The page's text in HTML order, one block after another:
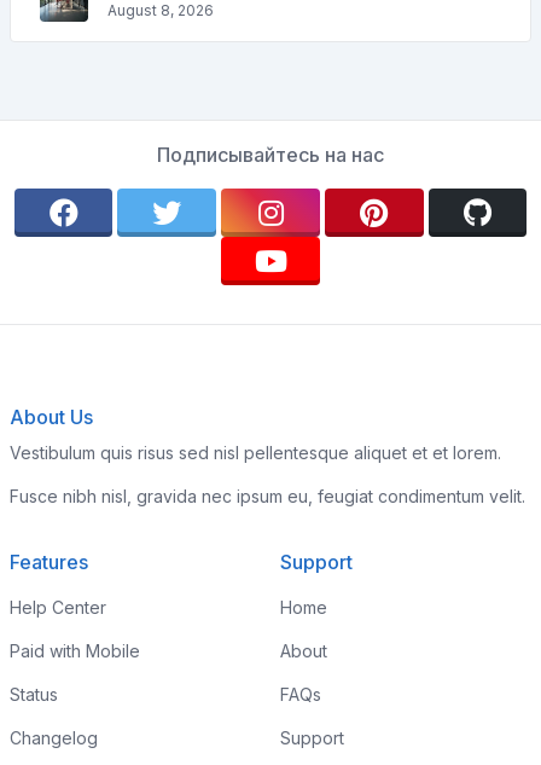
August 8, 2026
Подписывайтесь на нас
About Us
Vestibulum quis risus sed nisl pellentesque aliquet et et lorem.
Fusce nibh nisl, gravida nec ipsum eu, feugiat condimentum velit.
Features
Help Center
Paid with Mobile
Status
Changelog
Support
Home
About
FAQs
Support